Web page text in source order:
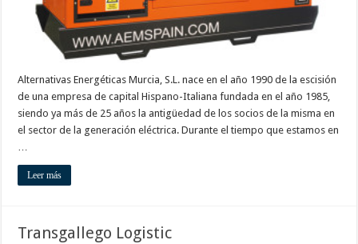
Alternativas Energéticas Murcia, S.L. nace en el año 1990 de la escisión
de una empresa de capital Hispano-Italiana fundada en el año 1985,
siendo ya más de 25 años la antigüedad de los socios de la misma en
el sector de la generación eléctrica. Durante el tiempo que estamos en
…
Leer más
Transgallego Logistic